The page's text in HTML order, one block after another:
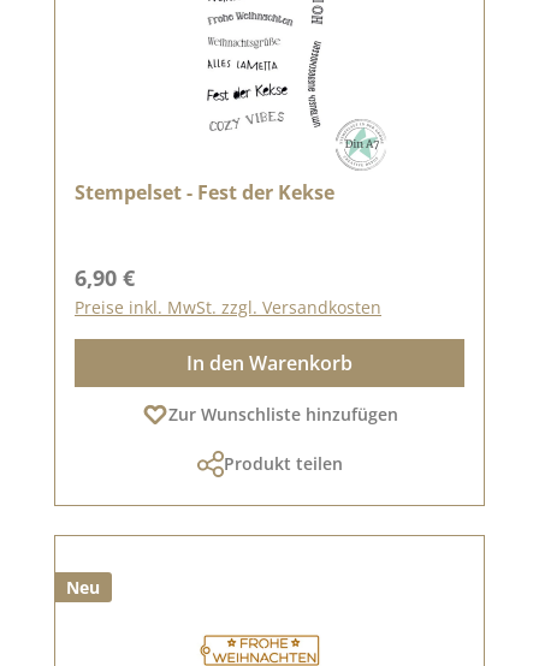
Stempelset - Fest der Kekse
Regulärer Preis:
6,90 €
Preise inkl. MwSt. zzgl. Versandkosten
In den Warenkorb
Zur Wunschliste hinzufügen
Produkt teilen
Neu